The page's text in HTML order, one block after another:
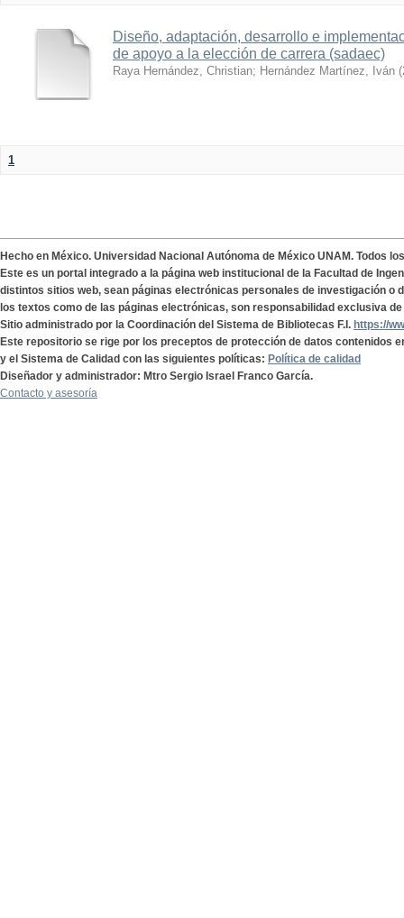
Diseño, adaptación, desarrollo e
de apoyo a la elección de carrera (sadaec)
Raya Hernández, Christian; Hernández Martínez, Iván (
1
Hecho en México. Universidad Nacional Autónoma de México UNAM. Todos
Este es un portal integrado a la página web institucional de la Facultad de
distintos sitios web, sean páginas electrónicas personales de investigación o
los textos como de las páginas electrónicas, son responsabilidad exclusiva
Sitio administrado por la Coordinación del Sistema de Bibliotecas F.I. https://
Este repositorio se rige por los preceptos de protección de datos contenidos
y el Sistema de Calidad con las siguientes políticas: Política de calidad
Diseñador y administrador: Mtro Sergio Israel Franco García.
Contacto y asesoría